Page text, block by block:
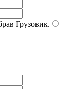
Грузовик.